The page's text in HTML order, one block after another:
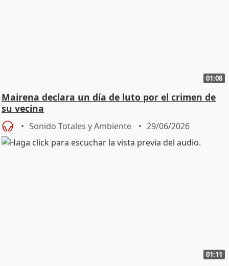
01:08
Mairena declara un día de luto por el crimen de
su vecina
Sonido Totales y Ambiente 29/06/2026
01:11